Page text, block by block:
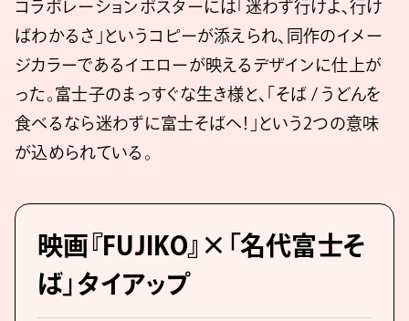
コラボレーションポスターには「迷わず行けよ、行け
ばわかるさ」というコピーが添えられ、同作のイメー
ジカラーであるイエローが映えるデザインに仕上が
った。富士子のまっすぐな生き様と、「そば / うどんを
食べるなら迷わずに富士そばへ！」という2つの意味
が込められている。
映画『FUJIKO』×「名代富士そ
ば」タイアップ